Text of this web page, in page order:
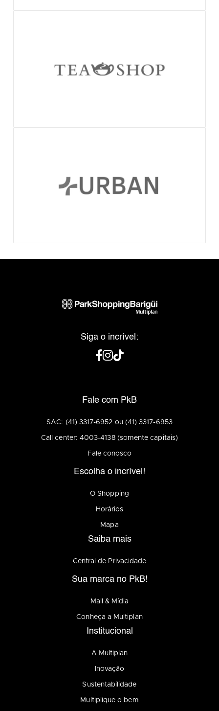
Siga o incrível:
Fale com PkB
SAC: (41) 3317-6952 ou (41) 3317-6953
Call center: 4003-4138 (somente capitais)
Fale conosco
Escolha o incrível!
O Shopping
Horários
Mapa
Saiba mais
Central de Privacidade
Sua marca no PkB!
Mall & Mídia
Conheça a Multiplan
Institucional
A Multiplan
Inovação
Sustentabilidade
Multiplique o bem